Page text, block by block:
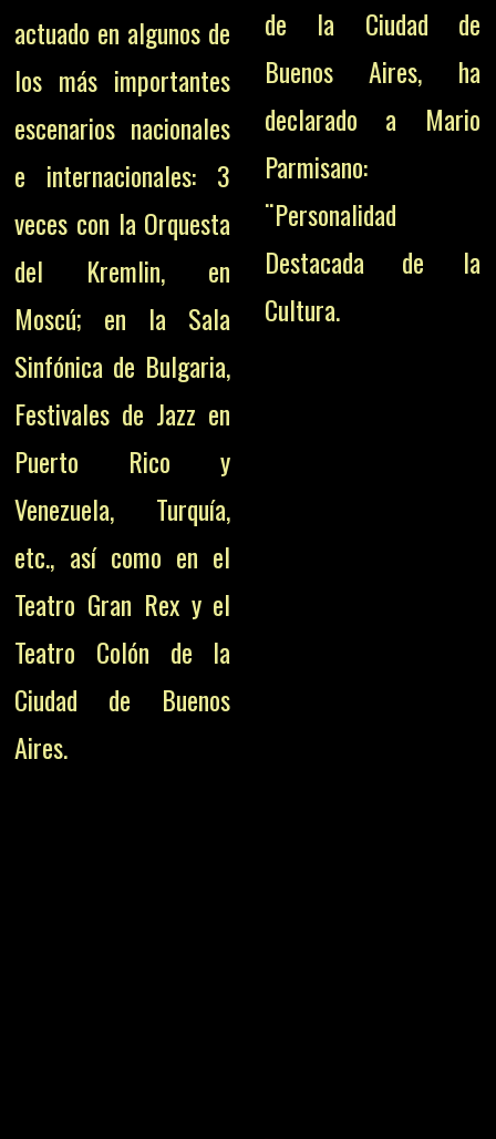
actuado en algunos de
los más importantes
escenarios nacionales
e internacionales: 3
veces con la Orquesta
del Kremlin, en
Moscú; en la Sala
Sinfónica de Bulgaria,
Festivales de Jazz en
Puerto Rico y
Venezuela, Turquía,
etc., así como en el
Teatro Gran Rex y el
Teatro Colón de la
Ciudad de Buenos
Aires.
de la Ciudad de
Buenos Aires, ha
declarado a Mario
Parmisano:
¨Personalidad
Destacada de la
Cultura.